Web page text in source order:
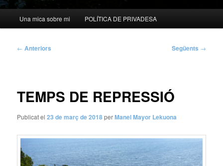
Una mica sobre mi POLÍTICA DE PRIVADESA
Navegació
← Anteriors Següents →
TEMPS DE REPRESSIÓ
Publicat el23 de març de 2018perManel Mayor Lekuona